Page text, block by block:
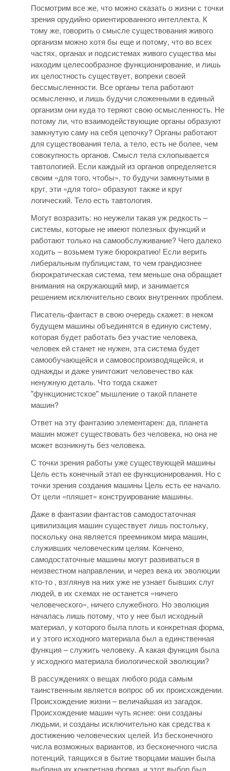
Посмотрим все же, что можно сказать о жизни с точки
зрения орудийно ориентированного интеллекта. К
тому же, говорить о смысле существования живого
организм можно хотя бы еще и потому, что во всех
частях, органах и подсистемах живого существа мы
находим целесообразное функционирование, и лишь
их целостность существует, вопреки своей
бессмысленности. Все органы тела работают
осмысленно, и лишь будучи сложенными в единый
организм они куда то теряют свою осмысленность. Не
потому ли, что взаимодействующие органы образуют
замкнутую саму на себя цепочку? Органы работают
для существования тела, а тело, есть не более, чем
совокупность органов. Смысл тела схлопывается
тавтологией. Если каждый из органов определяется
своим «для того, чтобы», то будучи замкнутыми в
круг, эти «для того» образуют также и круг
логический. Тело есть тавтология.
Могут возразить: но неужели такая уж редкость –
системы, которые не имеют полезных функций и
работают только на самообслуживание? Чего далеко
ходить – возьмем туже бюрократию! Если верить
либеральным публицистам, то чем грандиознее
бюрократическая система, тем меньше она обращает
внимания на окружающий мир, и занимается
решением исключительно своих внутренних проблем.
Писатель-фантаст в свою очередь скажет: в неком
будущем машины объединятся в единую систему,
которая будет работать без участие человека,
человек ей станет не нужен, эта система будет
самообучающейся и самовоспроизводящейся, и
однажды и даже уничтожит человечество как
ненужную деталь. Что тогда скажет
"функционистское" мышление о такой планете
машин?
Ответ на эту фантазию элементарен: да, планета
машин может существовать без человека, но она не
может возникнуть без человека.
С точки зрения работы уже существующей машины
Цель есть конечный этап ее функционирования. Но с
точки зрения создания машины Цель есть ее начало.
От цели «пляшет» конструирование машины.
Даже в фантазии фантастов самодостаточная
цивилизация машин существует лишь постольку,
поскольку она является преемником мира машин,
служивших человеческим целям. Кончено,
самодостаточные машины могут развиваться в
неизвестном направлении, и через века их эволюции
кто-то , взглянув на них уже не узнает бывших слуг
людей, в их схемах не останется «ничего
человеческого», ничего служебного. Но эволюция
началась лишь потому, что у нее был исходный
материал, у которого была плоть и конкретная форма,
и у этого исходного материала был а единственная
функция – служить человеку. А какая функция была
у исходного материала биологической эволюции?
В рассуждениях о вещах любого рода самым
таинственным является вопрос об их происхождении.
Происхождение жизни – величайшая из загадок.
Происхождение машин чуть яснее: они созданы
людьми, и созданы исключительно как средства к
достижению человеческих целей. Из бесконечного
числа возможных вариантов, из бесконечного числа
потенций, таящихся в бытие творцами машин была
выбрана их конкретная форма, и этот выбор был